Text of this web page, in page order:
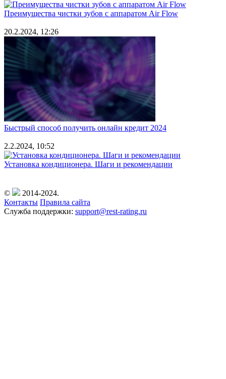
Преимущества чистки зубов с аппаратом Air Flow
20.2.2024, 12:26
Быстрый способ получить онлайн кредит 2024
2.2.2024, 10:52
Установка кондиционера. Шаги и рекомендации
©
2014-2024.
Контакты Правила сайта
Служба поддержки: support@rest-rating.ru